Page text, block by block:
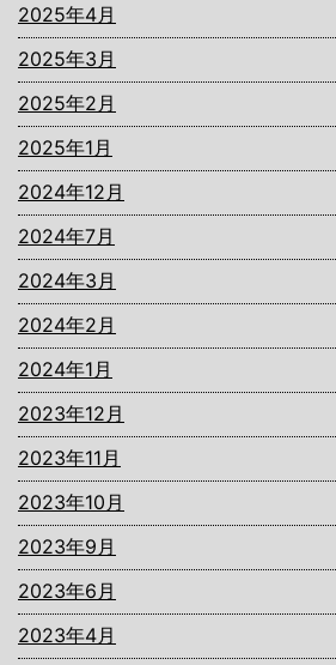
2025年4月
2025年3月
2025年2月
2025年1月
2024年12月
2024年7月
2024年3月
2024年2月
2024年1月
2023年12月
2023年11月
2023年10月
2023年9月
2023年6月
2023年4月